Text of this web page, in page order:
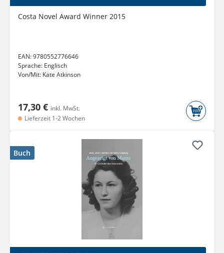
Costa Novel Award Winner 2015
EAN:9780552776646
Sprache: Englisch
Von/Mit: Kate Atkinson
17,30 € inkl. MwSt.
Lieferzeit 1-2 Wochen
Buch